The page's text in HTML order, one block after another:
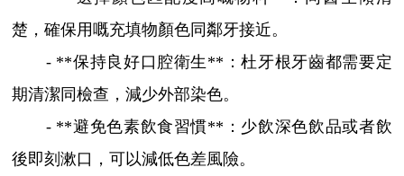
楚，確保用嘅充填物顏色同鄰牙接近。
- **保持良好口腔衛生**：杜牙根牙齒都需要定
期清潔同檢查，減少外部染色。
- **避免色素飲食習慣**：少飲深色飲品或者飲
後即刻漱口，可以減低色差風險。